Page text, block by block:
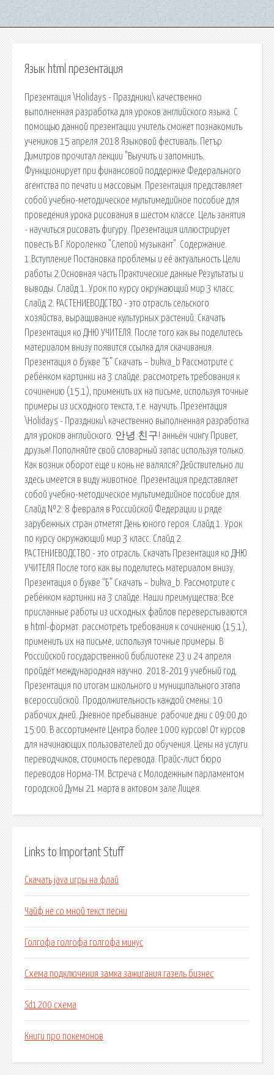
Язык html презентация
Презентация \Holidays - Праздники\ качественно
выполненная разработка для уроков английского языка. С
помощью данной презентации учитель сможет познакомить
учеников 15 апреля 2018 Языковой фестиваль. Петър
Димитров прочитал лекции "Выучить и запомнить.
Функционирует при финансовой поддержке Федерального
агентства по печати и массовым. Презентация представляет
собой учебно-методическое мультимедийное пособие для
проведения урока рисования в шестом классе. Цель занятия
- научиться рисовать фигуру. Презентация иллюстрирует
повесть В.Г.Короленко "Слепой музыкант". Содержание.
1.Вступление Постановка проблемы и её актуальность Цели
работы 2.Основная часть Практические данные Результаты и
выводы. Слайд 1. Урок по курсу окружающий мир 3 класс.
Слайд 2. РАСТЕНИЕВОДСТВО - это отрасль сельского
хозяйства, выращивание культурных растений. Скачать
Презентация ко ДНЮ УЧИТЕЛЯ. После того как вы поделитесь
материалом внизу появится ссылка для скачивания.
Презентация о букве “Б” Скачать – bukva_b Рассмотрите с
ребёнком картинки на 3 слайде. рассмотреть требования к
сочинению (15.1), применить их на письме, используя точные
примеры из исходного текста, т.е. научить. Презентация
\Holidays - Праздники\ качественно выполненная разработка
для уроков английского. 안녕 친구! анньён чингу Привет,
друзья! Пополняйте свой словарный запас используя только.
Как возник оборот еще и конь не валялся? Действительно ли
здесь имеется в виду животное. Презентация представляет
собой учебно-методическое мультимедийное пособие для.
Слайд №2: 8 февраля в Российской Федерации и ряде
зарубежных стран отметят День юного героя. Слайд 1. Урок
по курсу окружающий мир 3 класс. Слайд 2.
РАСТЕНИЕВОДСТВО - это отрасль. Скачать Презентация ко ДНЮ
УЧИТЕЛЯ После того как вы поделитесь материалом внизу.
Презентация о букве “Б” Скачать – bukva_b. Рассмотрите с
ребёнком картинки на 3 слайде. Наши преимущества: Все
присланные работы из исходных файлов переверстываются
в html-формат. рассмотреть требования к сочинению (15.1),
применить их на письме, используя точные примеры. В
Российской государственной библиотеке 23 и 24 апреля
пройдёт международная научно. 2018-2019 учебный год.
Презентация по итогам школьного и муниципального этапа
всероссийской. Продолжительность каждой смены: 10
рабочих дней. Дневное пребывание: рабочие дни с 09:00 до
15:00. В ассортименте Центра более 1000 курсов! От курсов
для начинающих пользователей до обучения. Цены на услуги
переводчиков, стоимость перевода. Прайс-лист бюро
переводов Норма-ТМ. Встреча с Молодежным парламентом
городской Думы 21 марта в актовом зале Лицея.
Links to Important Stuff
Скачать java игры на флай
Чайф не со мной текст песни
Голгофа голгофа голгофа минус
Схема подключения замка зажигания газель бизнес
Sd1200 схема
Книги про покемонов